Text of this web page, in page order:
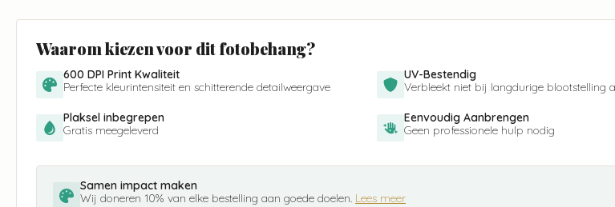
Waarom kiezen voor dit fotobehang?
600 DPI Print Kwaliteit
Perfecte kleurintensiteit en schitterende detailweergave
UV-Bestendig
Verbleekt niet bij langdurige blootstelling
Plaksel inbegrepen
Gratis meegeleverd
Eenvoudig Aanbrengen
Geen professionele hulp nodig
Samen impact maken
Wij doneren 10% van elke bestelling aan goede doelen. Lees meer